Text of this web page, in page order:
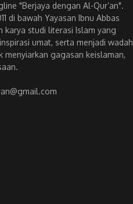
"Berjaya dengan Al-Qur’an".
di bawah Yayasan Ibnu Abbas
karya studi literasi Islam yang
umat, serta menjadi wadah
menyiarkan gagasan keislaman,